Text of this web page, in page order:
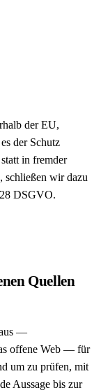
der EU,
der Schutz
in fremder
schließen wir dazu
DSGVO.
Quellen
—
offene Web — für
um zu prüfen, mit
Aussage bis zur